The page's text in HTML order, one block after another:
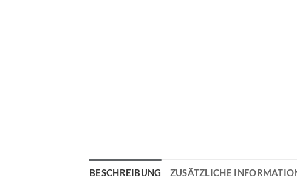
BESCHREIBUNG ZUSÄTZLICHE